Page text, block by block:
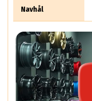
Navhål